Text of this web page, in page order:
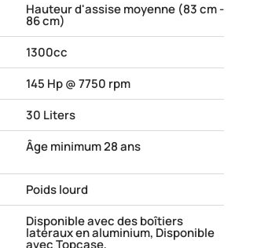
Hauteur d'assise moyenne (83 cm -
86 cm)
1300cc
145 Hp @ 7750 rpm
30 Liters
Âge minimum 28 ans
Poids lourd
Disponible avec des boîtiers
latéraux en aluminium, Disponible
avec Topcase,